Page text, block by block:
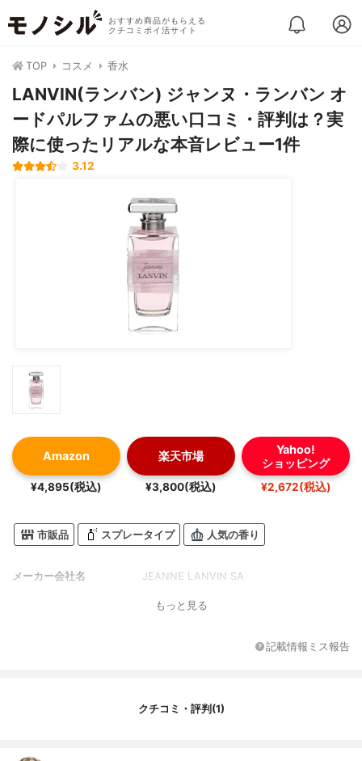
おすすめ商品がもらえる
クチコミポイ活サイト
TOP コスメ 香水
LANVIN(ランバン) ジャンヌ・ランバン オ
ードパルファムの悪い口コミ・評判は？実
際に使ったリアルな本音レビュー1件
3.12
Amazon
¥4,895(税込)
楽天市場
¥3,800(税込)
Yahoo!
ショッピング
¥2,672(税込)
市販品 スプレータイプ 人気の香り
メーカー会社名 JEANNE LANVIN SA
もっと見る
記載情報ミス報告
クチコミ・評判(1)